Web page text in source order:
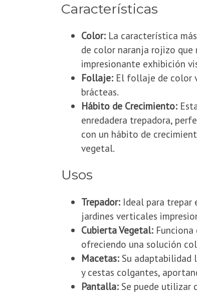
​Características
Color: La característica
de color naranja rojizo que
impresionante exhibición
Follaje: El follaje de color
brácteas.
Hábito de Crecimiento:
enredadera trepadora,
con un hábito de
vegetal.
​Usos
Trepador: Ideal para trepar
jardines verticales
Cubierta Vegetal:
ofreciendo una solución
Macetas: Su adaptabilidad
y cestas colgantes,
Pantalla: Se puede utilizar